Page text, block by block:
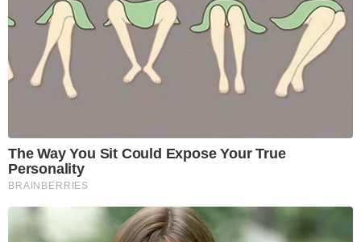
The Way You Sit Could Expose Your True
Personality
BRAINBERRIES